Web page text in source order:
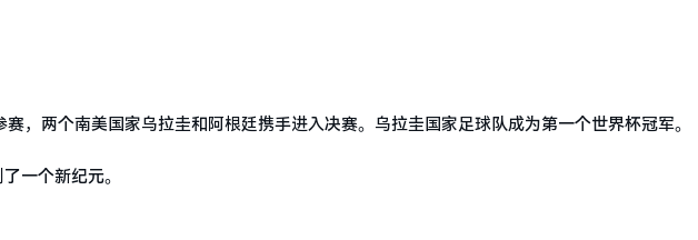
，两个南美国家乌拉圭和阿根廷携手进入决赛。乌拉圭国家足球队成为第一个世界杯冠军。
一个新纪元。